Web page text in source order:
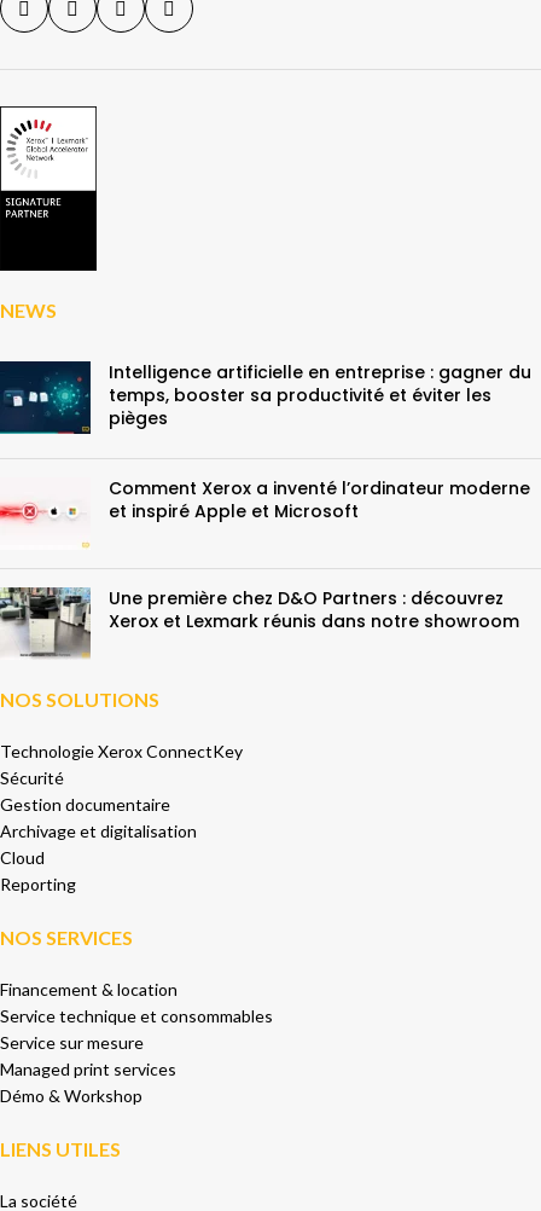
NEWS
Intelligence artificielle en entreprise : gagner du
temps, booster sa productivité et éviter les
pièges
Comment Xerox a inventé l’ordinateur moderne
et inspiré Apple et Microsoft
Une première chez D&O Partners : découvrez
Xerox et Lexmark réunis dans notre showroom
NOS SOLUTIONS
Technologie Xerox ConnectKey
Sécurité
Gestion documentaire
Archivage et digitalisation
Cloud
Reporting
NOS SERVICES
Financement & location
Service technique et consommables
Service sur mesure
Managed print services
Démo & Workshop
LIENS UTILES
La société